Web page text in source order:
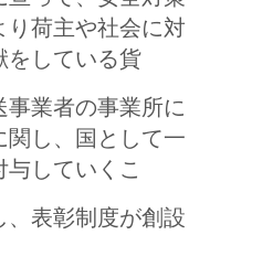
り荷主や社会に対
をしている貨
事業者の事業所に
関し、国として一
していくこ
、表彰制度が創設